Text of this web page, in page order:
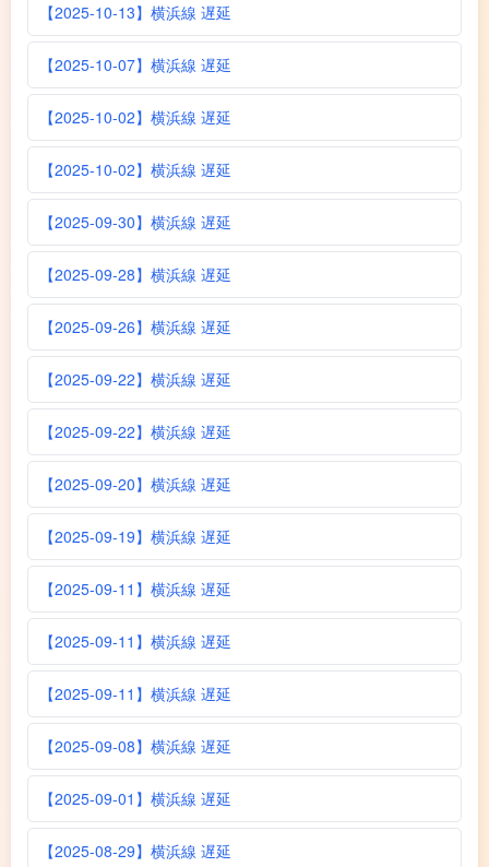
【2025-10-13】横浜線 遅延
【2025-10-07】横浜線 遅延
【2025-10-02】横浜線 遅延
【2025-10-02】横浜線 遅延
【2025-09-30】横浜線 遅延
【2025-09-28】横浜線 遅延
【2025-09-26】横浜線 遅延
【2025-09-22】横浜線 遅延
【2025-09-22】横浜線 遅延
【2025-09-20】横浜線 遅延
【2025-09-19】横浜線 遅延
【2025-09-11】横浜線 遅延
【2025-09-11】横浜線 遅延
【2025-09-11】横浜線 遅延
【2025-09-08】横浜線 遅延
【2025-09-01】横浜線 遅延
【2025-08-29】横浜線 遅延